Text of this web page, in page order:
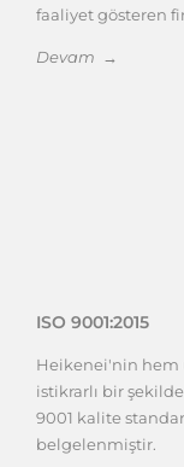
faaliyet gösteren
Devam →
ISO 9001:2015
Heikenei'nin hem
istikrarlı bir
9001 kalite
belgelenmiştir.